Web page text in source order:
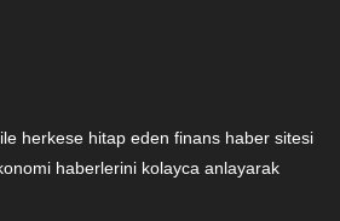
ile herkese hitap eden finans haber sitesi
haberlerini kolayca anlayarak